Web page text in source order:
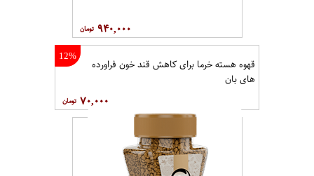
۹۴۰,۰۰۰
12%
قهوه هسته خرما برای کاهش قند خون فراورده
های بان
۷۰,۰۰۰